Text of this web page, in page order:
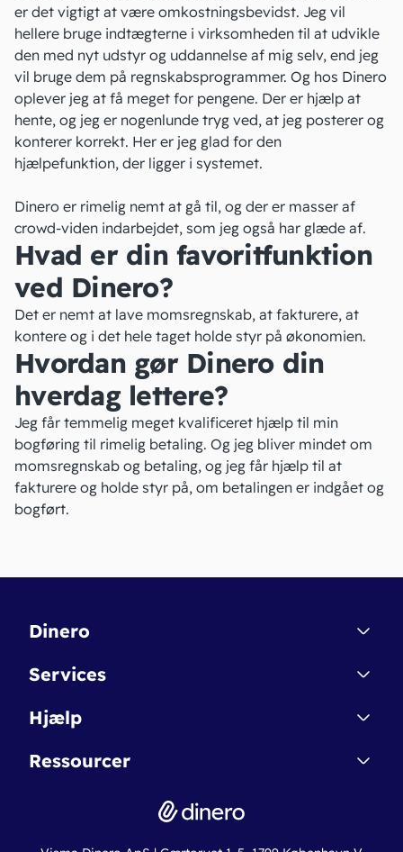
er det vigtigt at være omkostningsbevidst. Jeg vil
hellere bruge indtægterne i virksomheden til at udvikle
den med nyt udstyr og uddannelse af mig selv, end jeg
vil bruge dem på regnskabsprogrammer. Og hos Dinero
oplever jeg at få meget for pengene. Der er hjælp at
hente, og jeg er nogenlunde tryg ved, at jeg posterer og
konterer korrekt. Her er jeg glad for den
hjælpefunktion, der ligger i systemet.
Dinero er rimelig nemt at gå til, og der er masser af
crowd-viden indarbejdet, som jeg også har glæde af.
Hvad er din favoritfunktion
ved Dinero?
Det er nemt at lave momsregnskab, at fakturere, at
kontere og i det hele taget holde styr på økonomien.
Hvordan gør Dinero din
hverdag lettere?
Jeg får temmelig meget kvalificeret hjælp til min
bogføring til rimelig betaling. Og jeg bliver mindet om
momsregnskab og betaling, og jeg får hjælp til at
fakturere og holde styr på, om betalingen er indgået og
bogført.
Dinero
Kontakt
Betingelser & Sikkerhed
Services
Dinero Starter
Dinero Pro
Hjælp
Ressourcer